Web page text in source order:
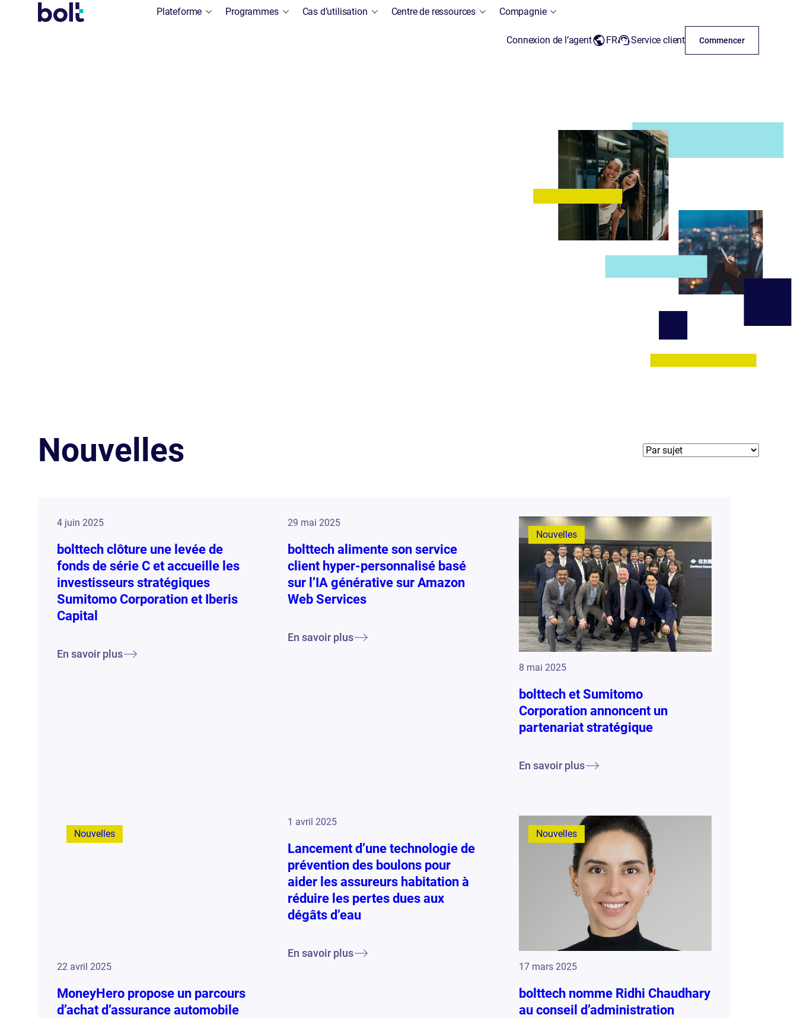
Plateforme Programmes Cas d’utilisation Centre de ressources Compagnie
Connexion de l’agent FR Service client Commencer
Nouvelles
4 juin 2025
bolttech clôture une levée de
fonds de série C et accueille les
investisseurs stratégiques
Sumitomo Corporation et Iberis
Capital
En savoir plus
29 mai 2025
bolttech alimente son service
client hyper-personnalisé basé
sur l’IA générative sur Amazon
Web Services
En savoir plus
Nouvelles
8 mai 2025
bolttech et Sumitomo
Corporation annoncent un
partenariat stratégique
En savoir plus
Nouvelles
22 avril 2025
MoneyHero propose un parcours
d’achat d’assurance automobile
1 avril 2025
Lancement d’une technologie de
prévention des boulons pour
aider les assureurs habitation à
réduire les pertes dues aux
dégâts d’eau
En savoir plus
Nouvelles
17 mars 2025
bolttech nomme Ridhi Chaudhary
au conseil d’administration